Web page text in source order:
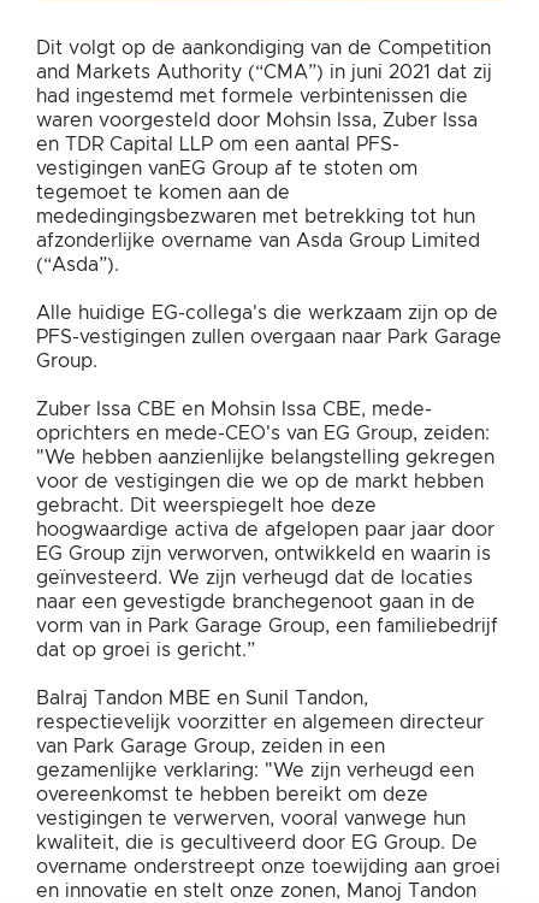
Dit volgt op de aankondiging van de Competition
and Markets Authority (“CMA”) in juni 2021 dat zij
had ingestemd met formele verbintenissen die
waren voorgesteld door Mohsin Issa, Zuber Issa
en TDR Capital LLP om een aantal PFS-
vestigingen vanEG Group af te stoten om
tegemoet te komen aan de
mededingingsbezwaren met betrekking tot hun
afzonderlijke overname van Asda Group Limited
(“Asda”).
Alle huidige EG-collega's die werkzaam zijn op de
PFS-vestigingen zullen overgaan naar Park Garage
Group.
Zuber Issa CBE en Mohsin Issa CBE, mede-
oprichters en mede-CEO's van EG Group, zeiden:
"We hebben aanzienlijke belangstelling gekregen
voor de vestigingen die we op de markt hebben
gebracht. Dit weerspiegelt hoe deze
hoogwaardige activa de afgelopen paar jaar door
EG Group zijn verworven, ontwikkeld en waarin is
geïnvesteerd. We zijn verheugd dat de locaties
naar een gevestigde branchegenoot gaan in de
vorm van in Park Garage Group, een familiebedrijf
dat op groei is gericht.”
Balraj Tandon MBE en Sunil Tandon,
respectievelijk voorzitter en algemeen directeur
van Park Garage Group, zeiden in een
gezamenlijke verklaring: "We zijn verheugd een
overeenkomst te hebben bereikt om deze
vestigingen te verwerven, vooral vanwege hun
kwaliteit, die is gecultiveerd door EG Group. De
overname onderstreept onze toewijding aan groei
en innovatie en stelt onze zonen, Manoj Tandon